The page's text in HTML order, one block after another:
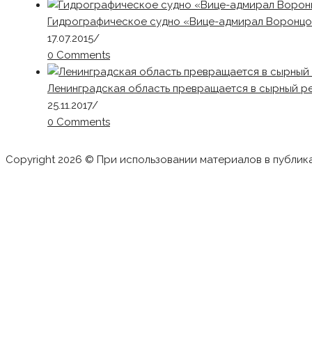
Гидрографическое судно «Вице-адмирал
17.07.2015/
0 Comments
Ленинградская область превращается в сырный
25.11.2017/
0 Comments
Copyright 2026 © При использовании материалов в